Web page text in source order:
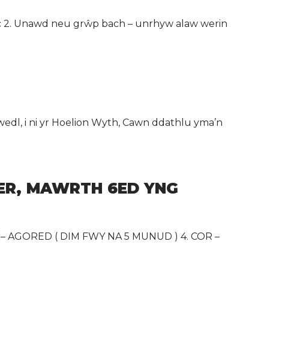
2. Unawd neu grŵp bach – unrhyw alaw werin
i ni yr Hoelion Wyth, Cawn ddathlu yma’n
MAWRTH 6ED YNG
AGORED ( DIM FWY NA 5 MUNUD ) 4. COR –